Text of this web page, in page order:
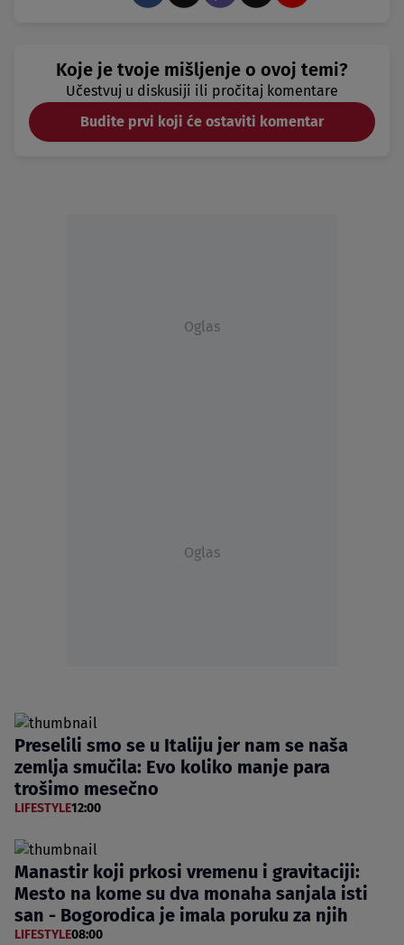
Koje je tvoje mišljenje o ovoj temi?
Učestvuj u diskusiji ili pročitaj komentare
Budite prvi koji će ostaviti komentar
Oglas
Oglas
Preselili smo se u Italiju jer nam se naša
zemlja smučila: Evo koliko manje para
trošimo mesečno
LIFESTYLE12:00
Manastir koji prkosi vremenu i gravitaciji:
Mesto na kome su dva monaha sanjala isti
san - Bogorodica je imala poruku za njih
LIFESTYLE08:00